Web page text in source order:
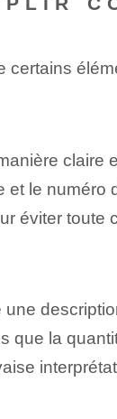
le
éviter
la